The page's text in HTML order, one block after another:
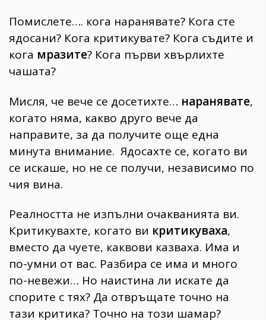
Помислете…. кога наранявате? Кога сте
ядосани? Кога критикувате? Кога съдите и
кога мразите? Кога първи хвърлихте
чашата?
Мисля, че вече се досетихте… наранявате,
когато няма, какво друго вече да
направите, за да получите още една
минута внимание. Ядосахте се, когато ви
се искаше, но не се получи, независимо по
чия вина.
Реалността не изпълни очакванията ви.
Критикувахте, когато ви критикуваха,
вместо да чуете, каквови казваха. Има и
по-умни от вас. Разбира се има и много
по-невежи… Но наистина ли искате да
спорите с тях? Да отвръщате точно на
тази критика? Точно на този шамар?